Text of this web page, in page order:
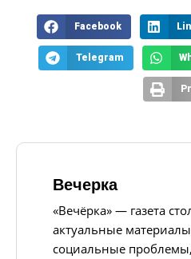
Facebook
Telegram
Вечерка
«Вечёрка» — газета
актуальные
социальные